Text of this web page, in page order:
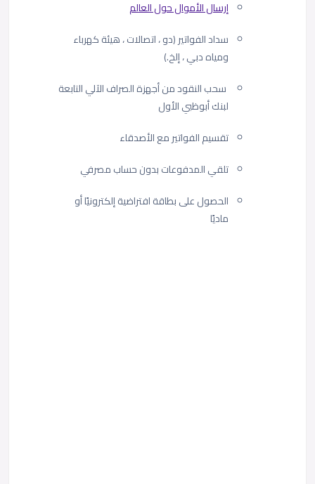
إرسال الأموال حول العالم
سداد الفواتير (دو ، اتصالات ، هيئة كهرباء
ومياه دبي ، إلخ.)
سحب النقود من أجهزة الصراف الآلي التابعة
لبنك أبوظبي الأول
تقسيم الفواتير مع الأصدقاء
تلقي المدفوعات بدون حساب مصرفي
الحصول على بطاقة افتراضية إلكترونيًا أو
ماديًا